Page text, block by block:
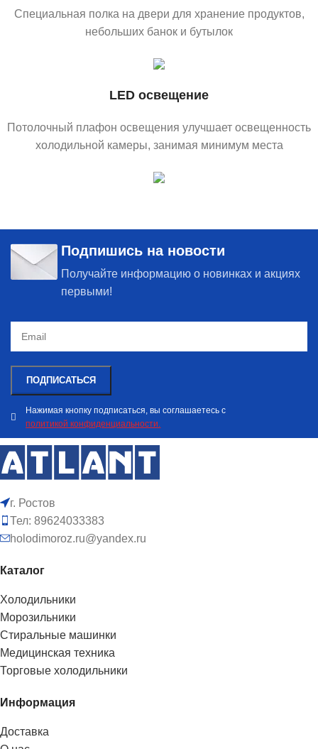
Специальная полка на двери для хранение продуктов,
небольших банок и бутылок
LED освещение
Потолочный плафон освещения улучшает освещенность
холодильной камеры, занимая минимум места
Подпишись на новости
Получайте информацию о новинках и акциях
первыми!
Нажимая кнопку подписаться, вы соглашаетесь с
политикой конфиденциальности.
г. Ростов
Тел: 89624033383
holodimoroz.ru@yandex.ru
Каталог
Холодильники
Морозильники
Стиральные машинки
Медицинская техника
Торговые холодильники
Информация
Доставка